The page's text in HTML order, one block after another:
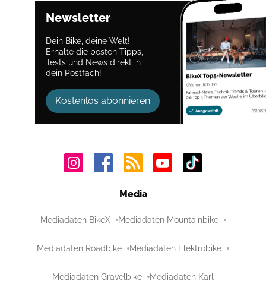
Newsletter
Dein Bike, deine Welt!
Erhalte die besten Tipps,
Tests und News direkt in
dein Postfach!
Kostenlos abonnieren
Media
Mediadaten BikeX Mediadaten Mountainbike
Mediadaten Roadbike Mediadaten Elektrobike
Mediadaten Gravelbike Mediadaten Karl